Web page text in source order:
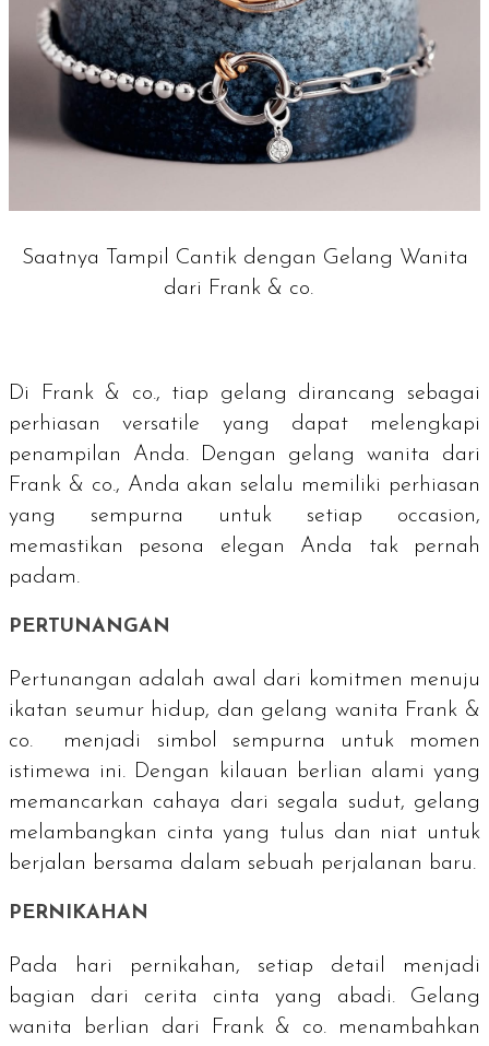
Saatnya Tampil Cantik dengan Gelang Wanita
dari Frank & co.
Di Frank & co., tiap gelang dirancang sebagai
perhiasanversatile yang dapat melengkapi
penampilan Anda. Dengan gelang wanita dari
Frank & co., Anda akan selalu memiliki perhiasan
yang sempurna untuk setiap occasion,
memastikan pesona elegan Anda tak pernah
padam.
PERTUNANGAN
Pertunangan adalah awal dari komitmen menuju
ikatan seumur hidup, dan gelang wanita Frank &
co. menjadi simbol sempurna untuk momen
istimewa ini. Dengan kilauan berlian alami yang
memancarkan cahaya dari segala sudut, gelang
melambangkan cinta yang tulus dan niat untuk
berjalan bersama dalam sebuah perjalanan baru.
PERNIKAHAN
Pada hari pernikahan, setiap detail menjadi
bagian dari cerita cinta yang abadi. Gelang
wanita berlian dari Frank & co. menambahkan